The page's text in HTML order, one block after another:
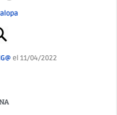
el 11/04/2022